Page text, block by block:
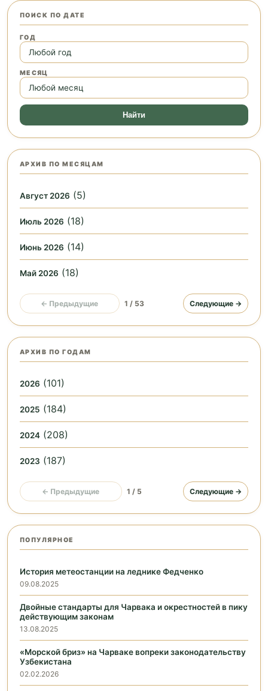
ПОИСК ПО ДАТЕ
ГОД
МЕСЯЦ
Найти
АРХИВ ПО МЕСЯЦАМ
Август 2026 (5)
Июль 2026 (18)
Июнь 2026 (14)
Май 2026 (18)
← Предыдущие 1 / 53 Следующие →
АРХИВ ПО ГОДАМ
2026 (101)
2025 (184)
2024 (208)
2023 (187)
← Предыдущие 1 / 5 Следующие →
ПОПУЛЯРНОЕ
История метеостанции на леднике Федченко
09.08.2025
Двойные стандарты для Чарвака и окрестностей в пику
действующим законам
13.08.2025
«Морской бриз» на Чарваке вопреки законодательству
Узбекистана
02.02.2026